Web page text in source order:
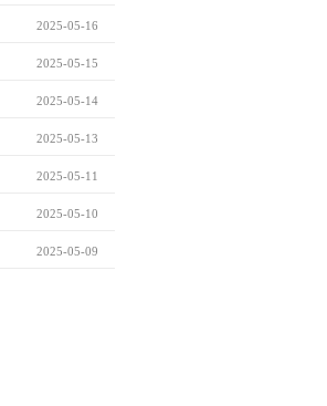
2025-05-16
2025-05-15
2025-05-14
2025-05-13
2025-05-11
2025-05-10
2025-05-09